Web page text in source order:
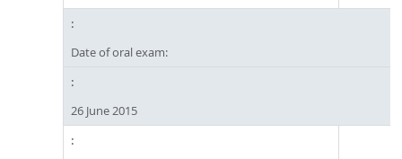
Date of oral exam:
26 June 2015